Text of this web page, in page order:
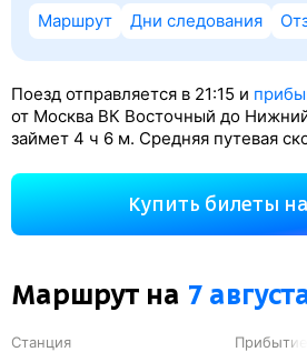
Маршрут Дни следования
Поезд отправляется в 21:15 и
от Москва ВК Восточный до
займет 4 ч 6 м. Средняя путевая
Вы проедете 442 км. На этом
Купить билеты
Маршрут на 7
Станция Прибытие